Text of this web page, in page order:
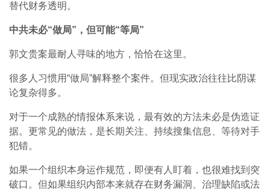
替代财务透明。
中共未必“做局”，但可能“等局”
郭文贵案最耐人寻味的地方，恰恰在这里。
很多人习惯用“做局”解释整个案件。但现实政治往往比阴谋
论复杂得多。
对于一个成熟的情报体系来说，最有效的方法未必是伪造证
据。更常见的做法，是长期关注、持续搜集信息、等待对手
犯错。
如果一个组织本身运作规范，即便有人盯着，也很难找到突
破口。但如果组织内部本来就存在财务漏洞、治理缺陷或法